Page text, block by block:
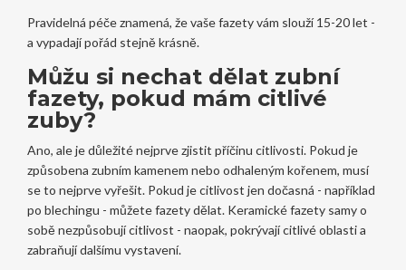
Pravidelná péče znamená, že vaše fazety vám slouží 15-20 let -
a vypadají pořád stejně krásně.
Můžu si nechat dělat zubní
fazety, pokud mám citlivé
zuby?
Ano, ale je důležité nejprve zjistit příčinu citlivosti. Pokud je
způsobena zubním kamenem nebo odhaleným kořenem, musí
se to nejprve vyřešit. Pokud je citlivost jen dočasná - například
po blechingu - můžete fazety dělat. Keramické fazety samy o
sobě nezpůsobují citlivost - naopak, pokrývají citlivé oblasti a
zabraňují dalšímu vystavení.